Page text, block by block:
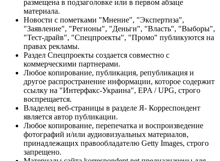
размещена в подзаголовке или в первом абзаце
материала.
Новости с пометками "Мнение", "Экспертиза",
"Заявление", "Регионы", "Деньги", "Власть", "Выборы",
"Тест-драйв", "Спецпроекты", "Промо" публикуются на
правах рекламы.
Раздел Спецпроекты создается совместно с
коммерческими партнерами.
Любое копирование, публикация, републикация и
другое распространение информации, которое содержит
ссылку на "Интерфакс-Украина", EPA / UPG, строго
воспрещается.
Владелец веб-страницы в разделе Я- Корреспондент
является автор публикации.
Любое копирование, перепечатка и воспроизведение
фотографий и/или аудиовизуальных материалов,
принадлежащих правообладателю Getty Images, строго
запрещено.